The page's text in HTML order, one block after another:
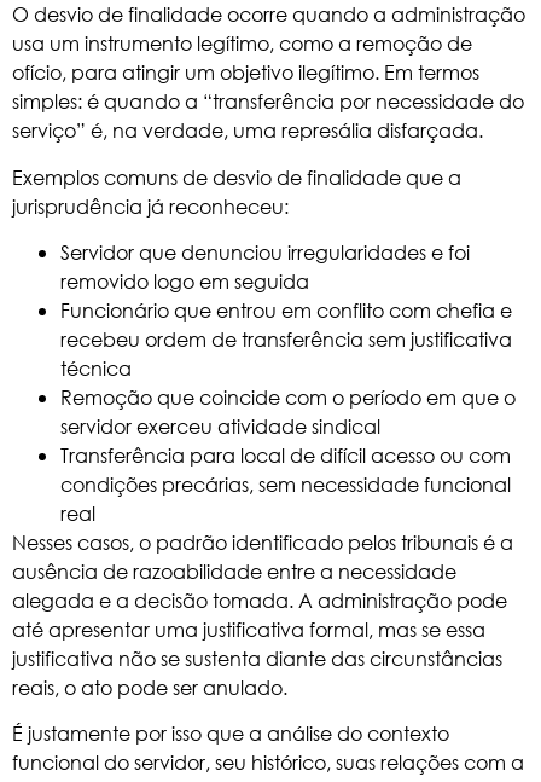
O desvio de finalidade ocorre quando a administração
usa um instrumento legítimo, como a remoção de
ofício, para atingir um objetivo ilegítimo. Em termos
simples: é quando a “transferência por necessidade do
serviço” é, na verdade, uma represália disfarçada.
Exemplos comuns de desvio de finalidade que a
jurisprudência já reconheceu:
Servidor que denunciou irregularidades e foi
removido logo em seguida
Funcionário que entrou em conflito com chefia e
recebeu ordem de transferência sem justificativa
técnica
Remoção que coincide com o período em que o
servidor exerceu atividade sindical
Transferência para local de difícil acesso ou com
condições precárias, sem necessidade funcional
real
Nesses casos, o padrão identificado pelos tribunais é a
ausência de razoabilidade entre a necessidade
alegada e a decisão tomada. A administração pode
até apresentar uma justificativa formal, mas se essa
justificativa não se sustenta diante das circunstâncias
reais, o ato pode ser anulado.
É justamente por isso que a análise do contexto
funcional doservidor, seu histórico, suas relações com a